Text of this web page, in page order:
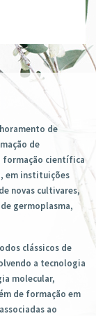
de
de
formação científica
em instituições
novas cultivares,
germoplasma,
clássicos de
a tecnologia
molecular,
de formação em
ao